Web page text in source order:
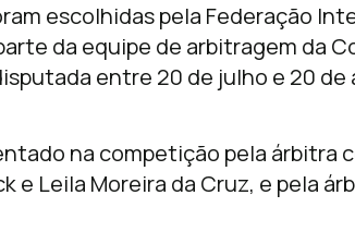
escolhidas pela Federação
da equipe de arbitragem da
entre 20 de julho e 20 de
na competição pela árbitra
e Leila Moreira da Cruz, e pela